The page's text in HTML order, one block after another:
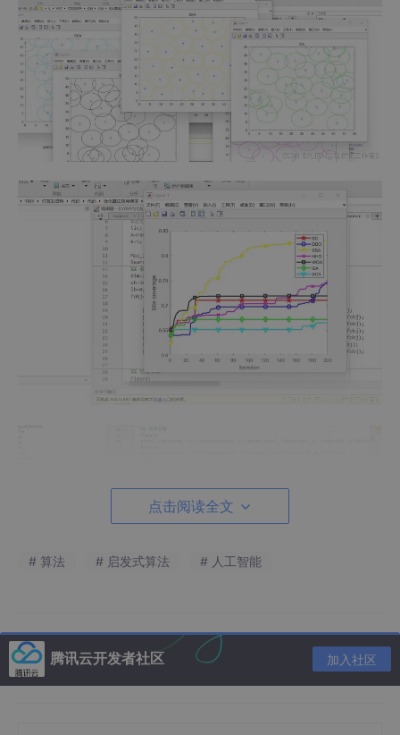
点击阅读全文
# 算法 # 启发式算法 # 人工智能
腾讯云开发者社区 加入社区